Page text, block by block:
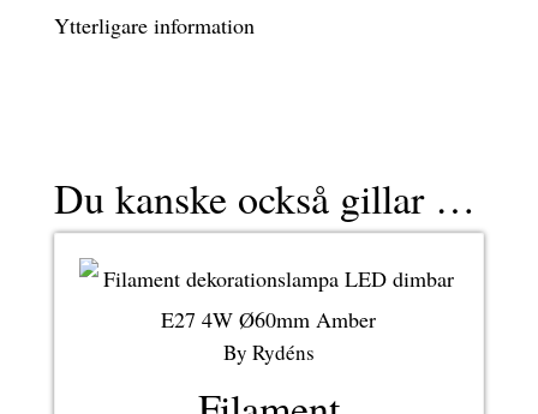
Ytterligare information
Du kanske också gillar …
By Rydéns